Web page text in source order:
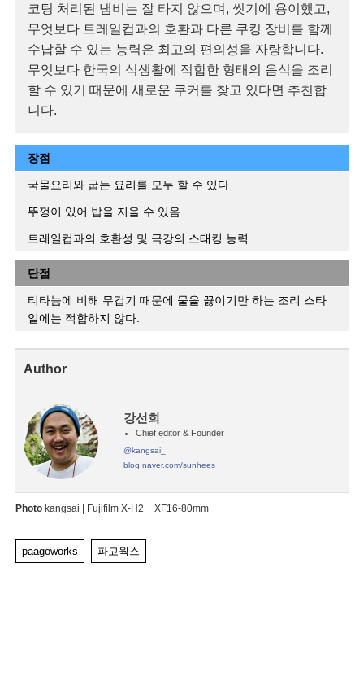
코팅 처리된 냄비는 잘 타지 않으며, 씻기에 용이했고,
무엇보다 트레일컵과의 호환과 다른 쿠킹 장비를 함께
수납할 수 있는 능력은 최고의 편의성을 자랑합니다.
무엇보다 한국의 식생활에 적합한 형태의 음식을 조리
할 수 있기 때문에 새로운 쿠커를 찾고 있다면 추천합
니다.
장점
국물요리와 굽는 요리를 모두 할 수 있다
뚜껑이 있어 밥을 지을 수 있음
트레일컵과의 호환성 및 극강의 스태킹 능력
단점
티타늄에 비해 무겁기 때문에 물을 끓이기만 하는 조리 스타
일에는 적합하지 않다.
Author
강선희
Chief editor & Founder
@kangsai_
blog.naver.com/sunhees
Photokangsai | Fujifilm X-H2 + XF16-80mm
paagoworks 파고웍스